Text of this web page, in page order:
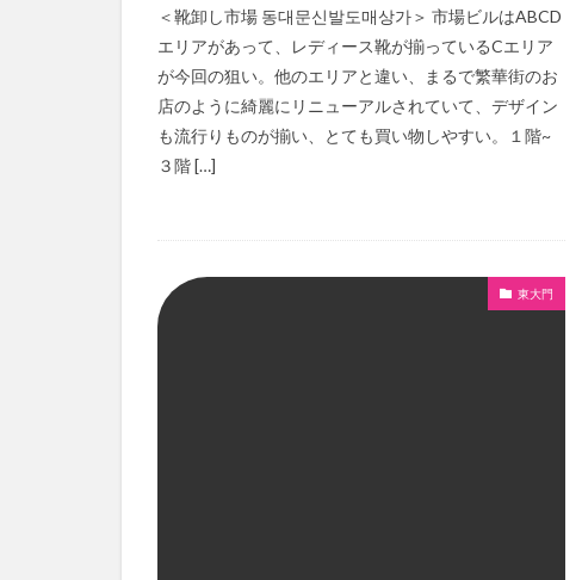
＜靴卸し市場 동대문신발도매상가＞ 市場ビルはABCD
エリアがあって、レディース靴が揃っているCエリア
が今回の狙い。他のエリアと違い、まるで繁華街のお
店のように綺麗にリニューアルされていて、デザイン
も流行りものが揃い、とても買い物しやすい。１階~
３階 […]
東大門